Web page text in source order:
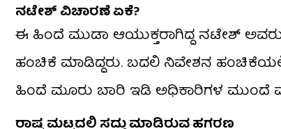
ನಟೇಶ್​ ವಿಚಾರಣೆ ಏಕೆ?
ಈ ಹಿಂದೆ ಮುಡಾ ಆಯುಕ್ತರಾಗಿದ್ದ ನಟೇಶ್​
ಹಂಚಿಕೆ ಮಾಡಿದ್ದರು. ಬದಲಿ ನಿವೇಶನ
ಹಿಂದೆ ಮೂರು ಬಾರಿ ಇಡಿ ಅಧಿಕಾರಿಗಳ ಮುಂದೆ